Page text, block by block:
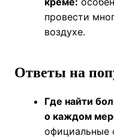
провести
воздухе.
Ответы на
Где найти
о каждом
официальные